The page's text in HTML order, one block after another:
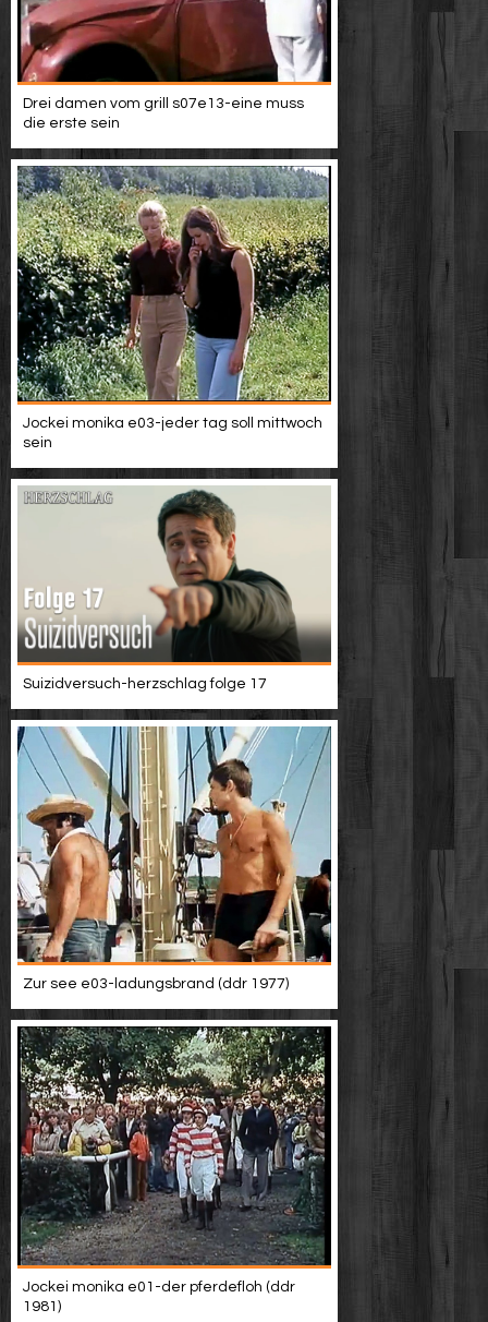
Drei damen vom grill s07e13-eine muss
die erste sein
Jockei monika e03-jeder tag soll mittwoch
sein
Suizidversuch-herzschlag folge 17
Zur see e03-ladungsbrand (ddr 1977)
Jockei monika e01-der pferdefloh (ddr
1981)